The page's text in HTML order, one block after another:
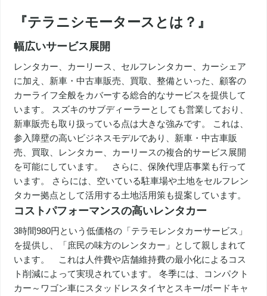
『テラニシモータースとは？』
幅広いサービス展開
レンタカー、カーリース、セルフレンタカー、カーシェア
に加え、新車・中古車販売、買取、整備といった、顧客の
カーライフ全般をカバーする総合的なサービスを提供して
います。 スズキのサブディーラーとしても営業しており、
新車販売も取り扱っている点は大きな強みです。 これは、
参入障壁の高いビジネスモデルであり、新車・中古車販
売、買取、レンタカー、カーリースの複合的サービス展開
を可能にしています。 さらに、保険代理店事業も行って
います。 さらには、空いている駐車場や土地をセルフレン
タカー拠点として活用する土地活用策も提案しています。
コストパフォーマンスの高いレンタカー
3時間980円という低価格の「テラモレンタカーサービス」
を提供し、「庶民の味方のレンタカー」として親しまれて
います。 これは人件費や店舗維持費の最小化によるコス
ト削減によって実現されています。 冬季には、コンパクト
カー～ワゴン車にスタッドレスタイヤとスキー/ボードキャ